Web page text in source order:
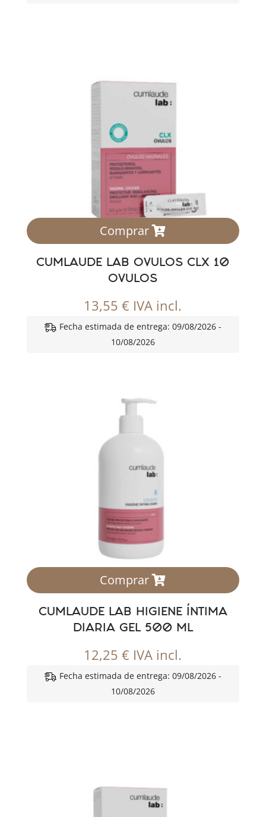
Comprar
CUMLAUDE LAB OVULOS CLX 10
OVULOS
13,55€ IVA incl.
Fecha estimada de entrega: 09/08/2026 -
10/08/2026
Comprar
CUMLAUDE LAB HIGIENE ÍNTIMA
DIARIA GEL 500 ML
12,25€ IVA incl.
Fecha estimada de entrega: 09/08/2026 -
10/08/2026